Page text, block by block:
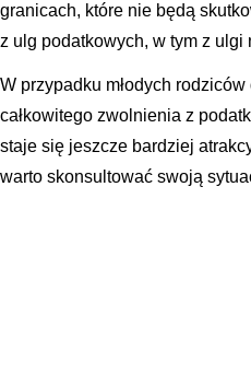
granicach, które nie będą
z ulg podatkowych, w tym z
W przypadku młodych
całkowitego zwolnienia z
staje się jeszcze bardziej
warto skonsultować swoją